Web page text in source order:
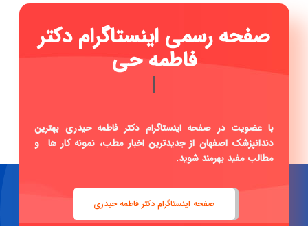
صفحه رسمی اینستاگرام دکتر
فاطمه حیدری ...
|
با عضویت در صفحه اینستاگرام دکتر فاطمه حیدری بهترین
دندانپزشک اصفهان از جدیدترین اخبار مطب، نمونه کار ها و
مطالب مفید بهرمند شوید.
صفحه اینستاگرام دکتر فاطمه حیدری